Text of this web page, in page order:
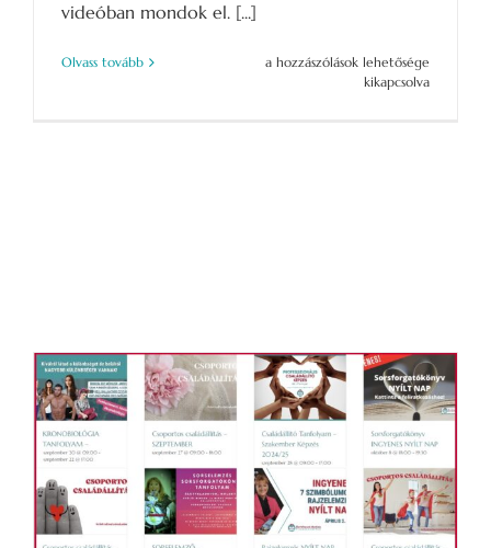
videóban mondok el. [...]
Olvass tovább
Legbelsőbb
a hozzászólások lehetősége
kikapcsolva